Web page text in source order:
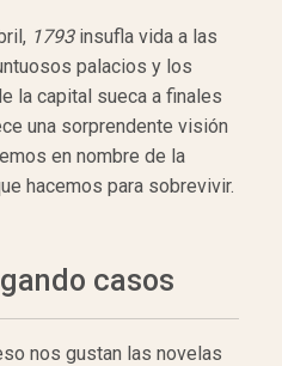
1793 insufla vida a las
palacios y los
la capital sueca a finales
una sorprendente visión
en nombre de la
hacemos para sobrevivir.
casos
nos gustan las novelas